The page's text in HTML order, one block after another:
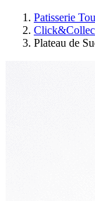
Patisserie
Plateau de